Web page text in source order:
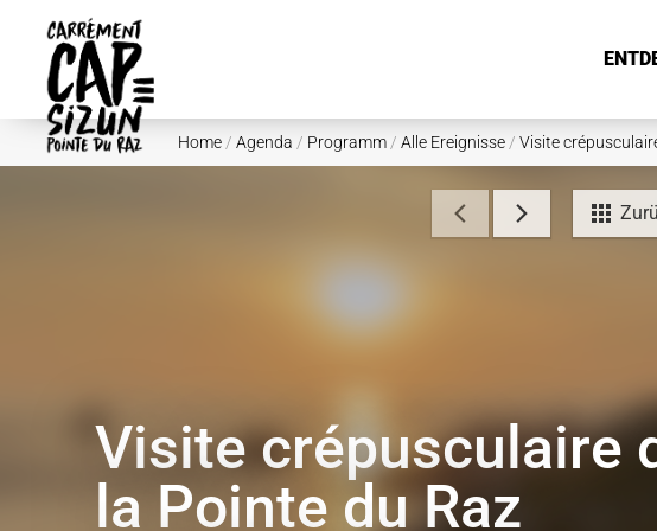
Home / Agenda / Programm / Alle Ereignisse / Visite
Visite crépusculaire
la Pointe du Raz